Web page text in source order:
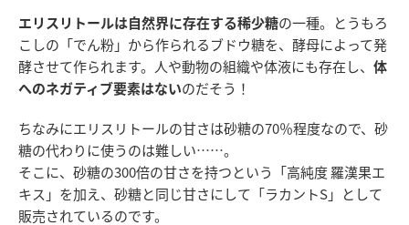
エリスリトールは自然界に存在する稀少糖の一種。とうもろ
こしの「でん粉」から作られるブドウ糖を、酵母によって発
酵させて作られます。人や動物の組織や体液にも存在し、 体
へのネガティブ要素はないのだそう！
ちなみにエリスリトールの甘さは砂糖の70％程度なので、砂
糖の代わりに使うのは難しい……。
そこに、砂糖の300倍の甘さを持つという「高純度 羅漢果エ
キス」を加え、砂糖と同じ甘さにして「ラカントS」として
販売されているのです。